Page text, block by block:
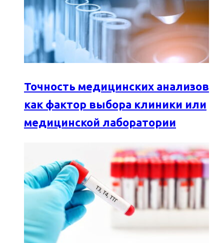
Точность медицинских анализов
как фактор выбора клиники или
медицинской лаборатории